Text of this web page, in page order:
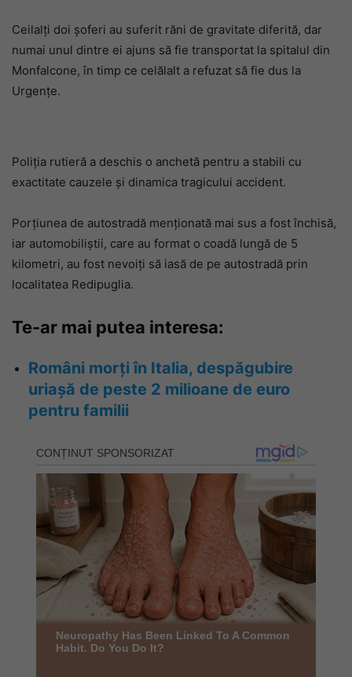
Ceilalți doi șoferi au suferit răni de gravitate diferită, dar
numai unul dintre ei ajuns să fie transportat la spitalul din
Monfalcone, în timp ce celălalt a refuzat să fie dus la
Urgențe.
Poliția rutieră a deschis o anchetă pentru a stabili cu
exactitate cauzele și dinamica tragicului accident.
Porțiunea de autostradă menționată mai sus a fost închisă,
iar automobiliștii, care au format o coadă lungă de 5
kilometri, au fost nevoiți să iasă de pe autostradă prin
localitatea Redipuglia.
Te-ar mai putea interesa:
Români morți în Italia, despăgubire
uriașă de peste 2 milioane de euro
pentru familii